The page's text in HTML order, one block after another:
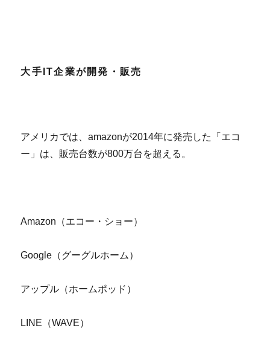
大手IT企業が開発・販売
アメリカでは、amazonが2014年に発売した「エコ
ー」は、販売台数が800万台を超える。
Amazon（エコー・ショー）
Google（グーグルホーム）
アップル（ホームポッド）
LINE（WAVE）